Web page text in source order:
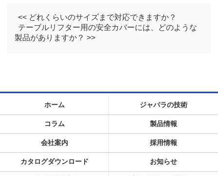
<< どれくらいのサイズまで対応できますか？
テーブルリフター用の安全カバーには、どのような
製品がありますか？ >>
ホーム ジャバラの技術
コラム 製品情報
会社案内 採用情報
カタログダウンロード お知らせ